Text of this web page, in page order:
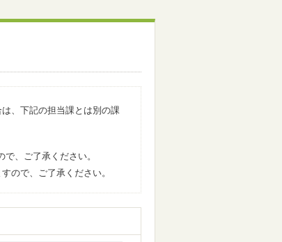
、下記の担当課とは別の課
、ご了承ください。
ので、ご了承ください。